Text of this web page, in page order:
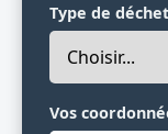
Type de
Vos